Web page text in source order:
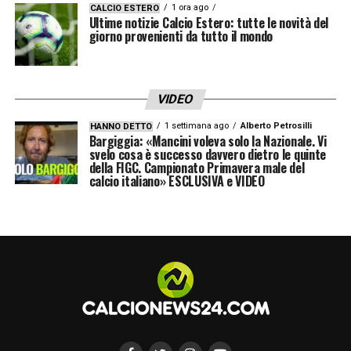
sferrare l’attacco, mentre il Milan riflette sul
da farsi. La prossima mossa determinerà se
Musah continuerà a vestire la maglia
LA PLAYLIST DELLE NOSTRE TOP NEWS
CALCIO ESTERO 1 ora ago
Ultime notizie Calcio Estero: tutte le novità del
giorno provenienti da tutto il mondo
VIDEO
HANNO DETTO 1 settimana ago Alberto Petrosilli
Bargiggia: «Mancini voleva solo la Nazionale. Vi
svelo cosa è successo davvero dietro le quinte
della FIGC. Campionato Primavera male del
calcio italiano» ESCLUSIVA e VIDEO